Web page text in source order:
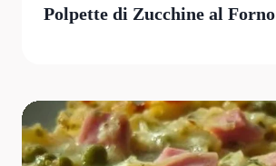
Polpette di Zucchine al Forno